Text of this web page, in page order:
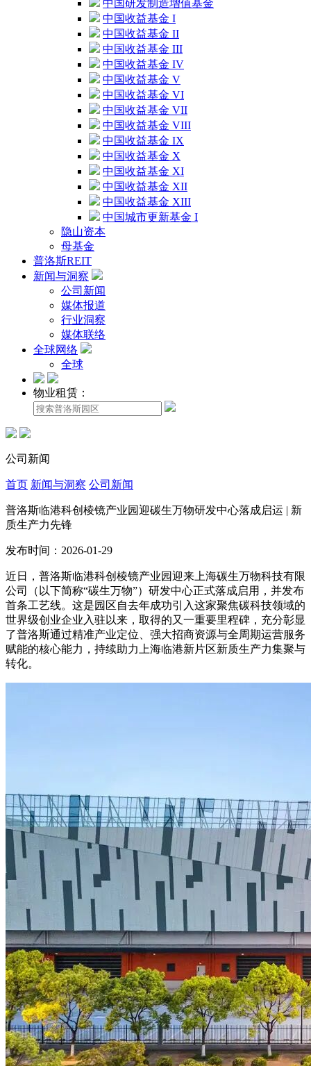
中国研发制造增值基金
中国收益基金 I
中国收益基金 II
中国收益基金 III
中国收益基金 IV
中国收益基金 V
中国收益基金 VI
中国收益基金 VII
中国收益基金 VIII
中国收益基金 IX
中国收益基金 X
中国收益基金 XI
中国收益基金 XII
中国收益基金 XIII
中国城市更新基金 I
隐山资本
母基金
普洛斯REIT
新闻与洞察
公司新闻
媒体报道
行业洞察
媒体联络
全球网络
全球
物业租赁：
公司新闻
首页 新闻与洞察 公司新闻
普洛斯临港科创棱镜产业园迎碳生万物研发中心落成启运 | 新
质生产力先锋
发布时间：2026-01-29
近日，普洛斯临港科创棱镜产业园迎来上海碳生万物科技有限
公司（以下简称“碳生万物”）研发中心正式落成启用，并发布
首条工艺线。这是园区自去年成功引入这家聚焦碳科技领域的
世界级创业企业入驻 以来，取得的又一重要里程碑，充分彰显
了普洛斯通过精准产业定位、强大招商资源与全周期运营服务
赋能的核心能力，持续助力上海临港新片区新质生产力集聚与
转化。